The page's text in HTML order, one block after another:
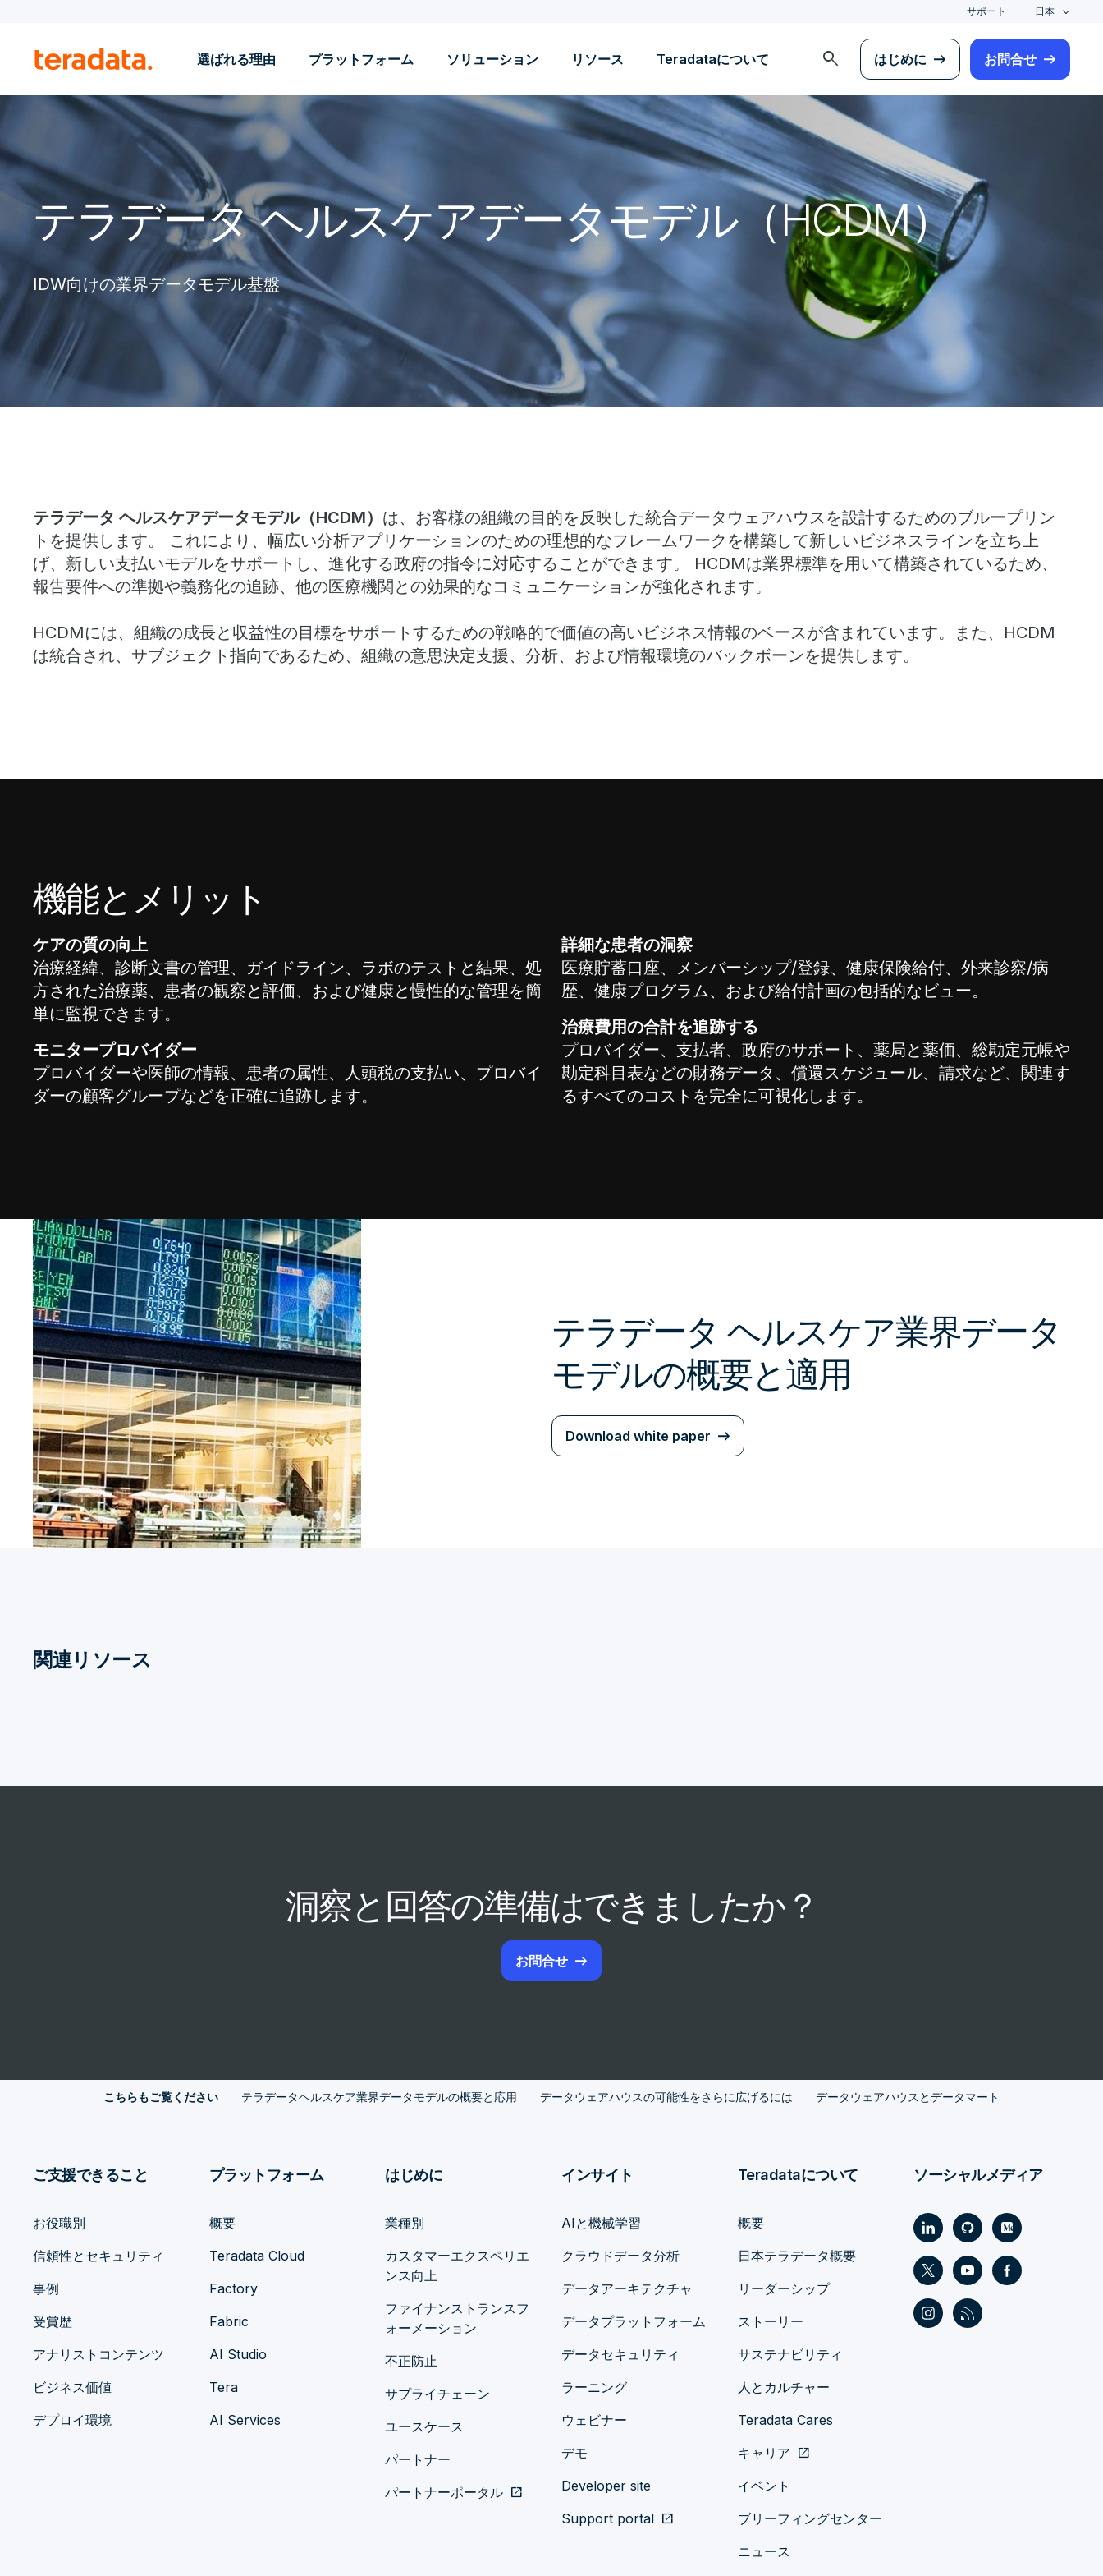
サポート 日本
選ばれる理由 プラットフォーム ソリューション リソース Teradataについて search はじめに お問合せ
テラデータ ヘルスケアデータモデル（HCDM）
IDW向けの業界データモデル基盤
テラデータ ヘルスケアデータモデル（HCDM） は、お客様の組織の目的を反映した統合データウェアハウスを設計するためのブループリン
トを提供します。 これにより、幅広い分析アプリケーションのための理想的なフレームワークを構築して新しいビジネスラインを立ち上
げ、新しい支払いモデルをサポートし、進化する政府の指令に対応することができます。 HCDMは業界標準を用いて構築されているため、
報告要件への準拠や義務化の追跡、他の医療機関との効果的なコミュニケーションが強化されます。
HCDMには、組織の成長と収益性の目標をサポートするための戦略的で価値の高いビジネス情報のベースが含まれています。また、HCDM
は統合され、サブジェクト指向であるため、組織の意思決定支援、分析、および情報環境のバックボーンを提供します。
機能とメリット
ケアの質の向上
治療経緯、診断文書の管理、ガイドライン、ラボのテストと結果、処
方された治療薬、患者の観察と評価、および健康と慢性的な管理を簡
単に監視できます。
モニタープロバイダー
プロバイダーや医師の情報、患者の属性、人頭税の支払い、プロバイ
ダーの顧客グループなどを正確に追跡します。
詳細な患者の洞察
医療貯蓄口座、メンバーシップ/登録、健康保険給付、外来診察/病
歴、健康プログラム、および給付計画の包括的なビュー。
治療費用の合計を追跡する
プロバイダー、支払者、政府のサポート、薬局と薬価、総勘定元帳や
勘定科目表などの財務データ、償還スケジュール、請求など、関連す
るすべてのコストを完全に可視化します。
テラデータ ヘルスケア業界データ
モデルの概要と適用
Download white paper
関連リソース
洞察と回答の準備はできましたか？
お問合せ
こちらもご覧ください テラデータヘルスケア業界データモデルの概要と応用 データウェアハウスの可能性をさらに広げるには データウェアハウスとデータマート
ご支援できること
お役職別
信頼性とセキュリティ
事例
受賞歴
アナリストコンテンツ
ビジネス価値
デプロイ環境
プラットフォーム
概要
Teradata Cloud
Factory
Fabric
AI Studio
Tera
AI Services
はじめに
業種別
カスタマーエクスペリエ
ンス向上
ファイナンストランスフ
ォーメーション
不正防止
サプライチェーン
ユースケース
パートナー
パートナーポータル open_in_new
インサイト
AIと機械学習
クラウドデータ分析
データアーキテクチャ
データプラットフォーム
データセキュリティ
ラーニング
ウェビナー
デモ
Developer site
Support portal open_in_new
Teradataについて
概要
日本テラデータ概要
リーダーシップ
ストーリー
サステナビリティ
人とカルチャー
Teradata Cares
キャリア open_in_new
イベント
ブリーフィングセンター
ニュース
ソーシャルメディア